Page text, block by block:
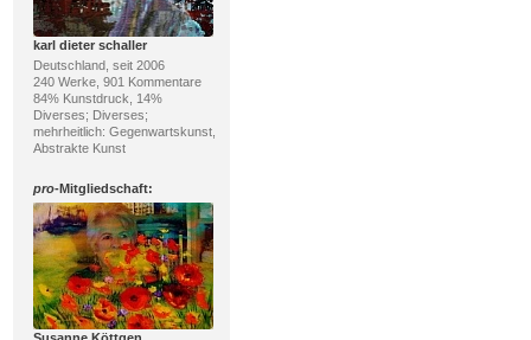
karl dieter schaller
Deutschland, seit 2006
240 Werke, 901 Kommentare
84% Kunstdruck, 14%
Diverses; Diverses;
mehrheitlich: Gegenwartskunst,
Abstrakte Kunst
pro-Mitgliedschaft: